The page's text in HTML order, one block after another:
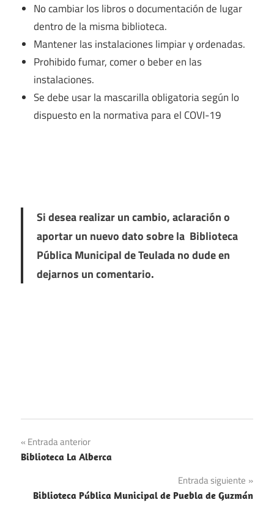
No cambiar los libros o documentación de lugar
dentro de la misma biblioteca.
Mantener las instalaciones limpiar y ordenadas.
Prohibido fumar, comer o beber en las
instalaciones.
Se debe usar la mascarilla obligatoria según lo
dispuesto en la normativa para el COVI-19
Si desea realizar un cambio, aclaración o
aportar un nuevo dato sobre la Biblioteca
Pública Municipal de Teulada no dude en
dejarnos un comentario.
Navegación
de
entradas
Entrada anterior
Biblioteca La Alberca
Entrada siguiente
Biblioteca Pública Municipal de Puebla de Guzmán